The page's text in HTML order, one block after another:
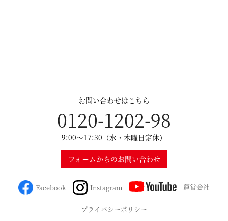
お問い合わせはこちら
0120-1202-98
9:00～17:30（水・木曜日定休）
フォームからのお問い合わせ
Facebook Instagram 運営会社
プライバシーポリシー